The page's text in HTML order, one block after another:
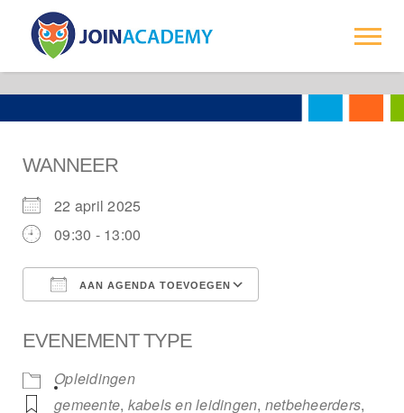
-->
Opdrachtgevers
Contact
WANNEER
22 april 2025
09:30 - 13:00
AAN AGENDA TOEVOEGEN
EVENEMENT TYPE
Opleidingen
gemeente, kabels en leidingen, netbeheerders,